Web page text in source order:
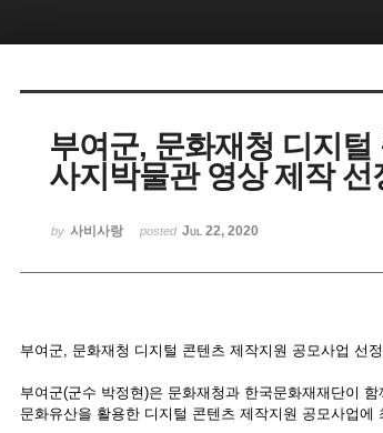
부여군, 문화재청 디지
사지박물관 영상 제작 선
by 사비사랑 posted Jul 22, 2020
부여군, 문화재청 디지털 콘텐츠 제작지원 공모사업 선정
부여군(군수 박정현)은 문화재청과 한국문화재재단이
문화유산을 활용한 디지털 콘텐츠 제작지원 공모사업에
5
5